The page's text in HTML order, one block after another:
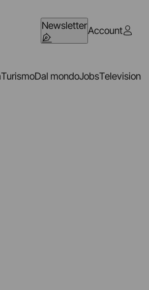
NewsletterAccount
TurismoDal mondoJobsTelevision